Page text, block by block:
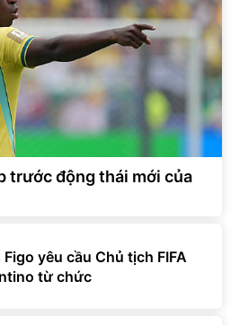
trước động thái mới của
Figo yêu cầu Chủ tịch FIFA
từ chức